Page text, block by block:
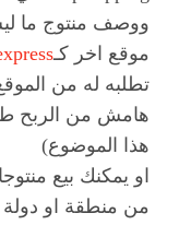
ووصف منتوج ما
موقع اخر كـ
تطلبه له من
هامش من الربح
هذا الموضوع)
او يمكنك بيع
من منطقة او دولة